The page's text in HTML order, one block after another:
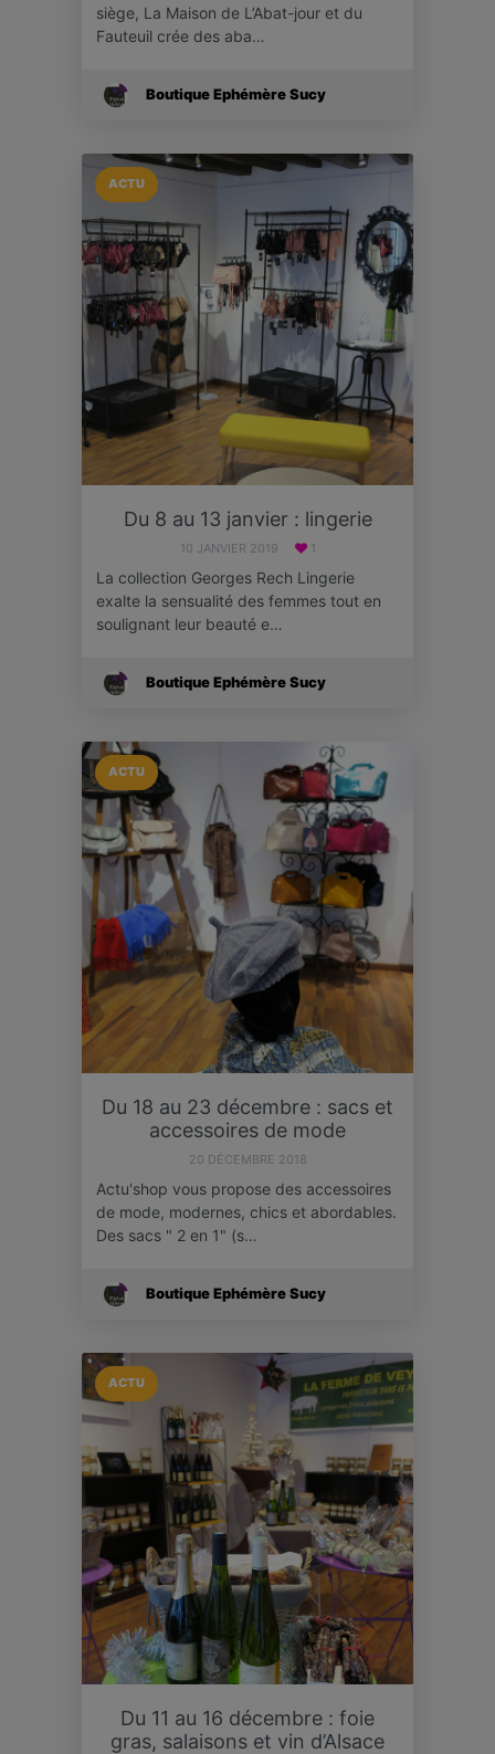
siège, La Maison de L’Abat-jour et du
Fauteuil crée des aba…
Boutique Ephémère Sucy
ACTU
Du 8 au 13 janvier : lingerie
10 JANVIER 2019 1
La collection Georges Rech Lingerie
exalte la sensualité des femmes tout en
soulignant leur beauté e…
Boutique Ephémère Sucy
ACTU
Du 18 au 23 décembre : sacs et
accessoires de mode
20 DÉCEMBRE 2018
Actu'shop vous propose des accessoires
de mode, modernes, chics et abordables.
Des sacs " 2 en 1" (s…
Boutique Ephémère Sucy
ACTU
Du 11 au 16 décembre : foie
gras, salaisons et vin d’Alsace